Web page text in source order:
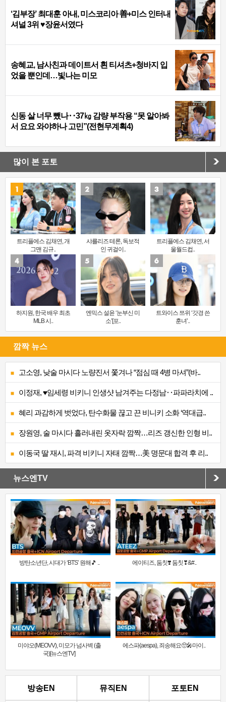
‘김부장’ 최대훈 아내, 미스코리아 善+미스 인터내
셔널 3위 ♥장윤서였다
송혜교, 남사친과 데이트서 흰 티셔츠+청바지 입
었을 뿐인데…빛나는 미모
신동 살 너무 뺐나‥37㎏ 감량 부작용 “못 알아봐
서 요요 와야하나 고민”(전현무계획4)
많이 본 포토
트리플에스 김채연, 개
그맨 김규..
샤를리즈 테론, 독보적
인 귀걸이..
트리플에스 김채연, 서
울월드컵..
하지원, 한국 배우 최초
MLB 시..
엔믹스 설윤 ‘눈부신 미
소’[포..
트와이스 쯔위 ‘갓경 쓴
훈녀’..
깜짝 뉴스
고소영, 낮술 마시다 노량진서 쫓겨나 “점심 때 4병 마셔”(바..
이정재, ♥임세령 비키니 인생샷 남겨주는 다정남‥파파라치에 ..
혜리 과감하게 벗었다, 탄수화물 끊고 끈 비니키 소화 ‘역대급..
장원영, 술 마시다 흘러내린 옷자락 깜짝…리즈 갱신한 인형 비..
이동국 딸 재시, 파격 비키니 자태 깜짝…美 명문대 합격 후 리..
뉴스엔TV
방탄소년단, 시대가 ‘BTS’ 원해🎵 .. 에이티즈, 둠칫❣️ 둠칫❣&#..
미야오(MEOVV), 미모가 넘사벽 (출
국)[뉴스엔TV]
에스파(aespa), 죄송해요🥺🎤마이..
방송EN 뮤직EN 포토EN